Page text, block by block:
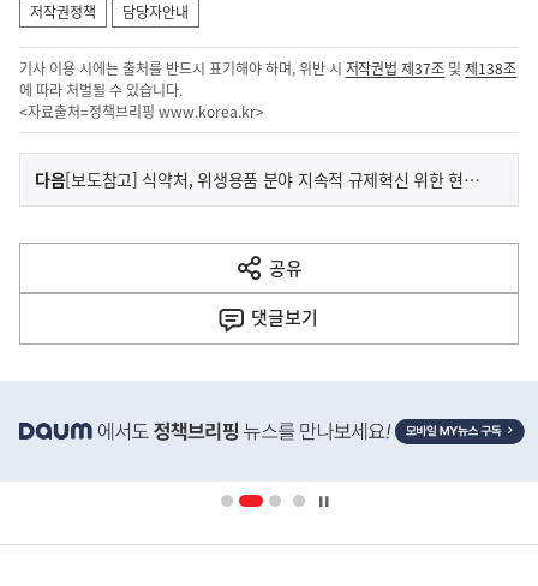
저작권정책
담당자안내
기사 이용 시에는 출처를 반드시 표기해야 하며, 위반 시 저작권법 제37조 및제138조
에 따라 처벌될 수 있습니다.
<자료출처=정책브리핑 www.korea.kr>
이
전
다
음
다음기
사
[보도참고] 식약처, 위생용품 분야 지속적 규제혁신 위한 현장 소통 강화
공유
열
기
댓글보기
단
영